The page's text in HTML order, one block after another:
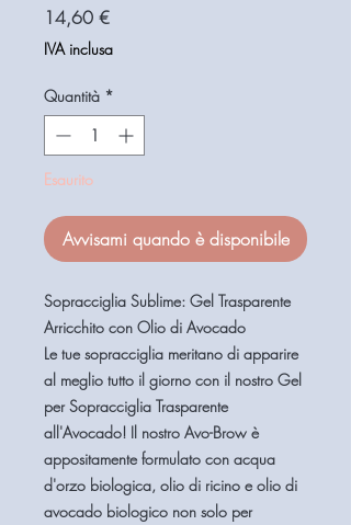
14,60 €Prezzo
IVA inclusa
Quantità *
Esaurito
Avvisami quando è disponibile
Sopracciglia Sublime: Gel Trasparente
Arricchito con Olio di Avocado
Le tue sopracciglia meritano di apparire
al meglio tutto il giorno con il nostro Gel
per Sopracciglia Trasparente
all'Avocado! Il nostro Avo-Brow è
appositamente formulato con acqua
d'orzo biologica, olio di ricino e olio di
avocado biologico non solo per